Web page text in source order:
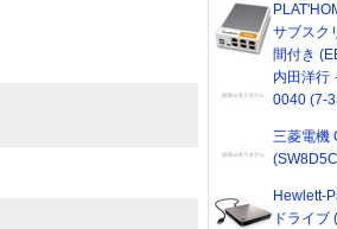
サブスク
間付き
内田洋行
0040 (7-
三菱電機
Hewlett-
ドライ